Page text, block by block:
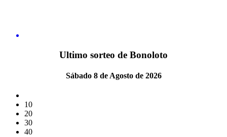
Ultimo sorteo de Bonoloto
Sábado 8 de Agosto de 2026
10
20
30
40